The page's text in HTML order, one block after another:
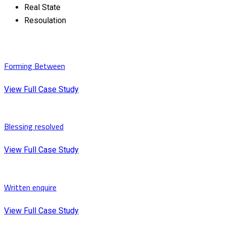
Real State
Resoulation
Forming Between
View Full Case Study
Blessing resolved
View Full Case Study
Written enquire
View Full Case Study